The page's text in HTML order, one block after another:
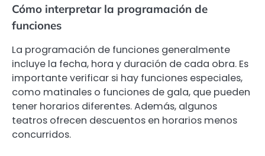
Cómo interpretar la programación de
funciones
La programación de funciones generalmente
incluye la fecha, hora y duración de cada obra. Es
importante verificar si hay funciones especiales,
como matinales o funciones de gala, que pueden
tener horarios diferentes. Además, algunos
teatros ofrecen descuentos en horarios menos
concurridos.